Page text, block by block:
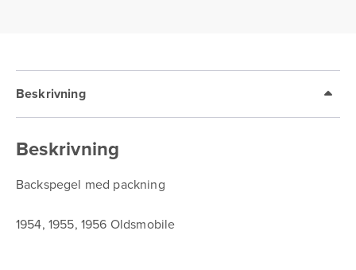
Beskrivning
Beskrivning
Backspegel med packning
1954, 1955, 1956 Oldsmobile